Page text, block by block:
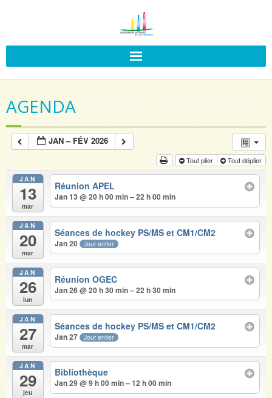
AGENDA
JAN – FÉV 2026
Tout plier Tout déplier
JAN
13
mar
Réunion APEL
Jan 13 @ 20 h 00 min – 22 h 00 min
JAN
20
mar
Séances de hockey PS/MS et CM1/CM2
Jan 20 Jour entier
JAN
26
lun
Réunion OGEC
Jan 26 @ 20 h 30 min – 22 h 30 min
JAN
27
mar
Séances de hockey PS/MS et CM1/CM2
Jan 27 Jour entier
JAN
29
jeu
Bibliothèque
Jan 29 @ 9 h 00 min – 12 h 00 min